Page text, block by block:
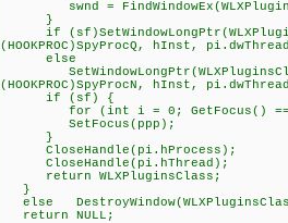
swnd =
}
if
(HOOKPROC)SpyProcQ, hInst,
else
SetWindowLongPtr(WLXPluginsClass,
(HOOKPROC)SpyProcN, hInst,
if (sf) {
for (int i = 0; GetFocus() ==
SetFocus(ppp);
}
CloseHandle(pi.hProcess);
CloseHandle(pi.hThread);
return WLXPluginsClass;
}
else
return NULL;